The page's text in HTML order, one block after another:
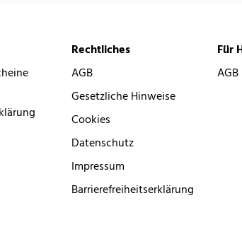
Rechtliches
AGB
Gesetzliche Hinweise
Cookies
Datenschutz
Impressum
Barrierefreiheitserklärung
Für